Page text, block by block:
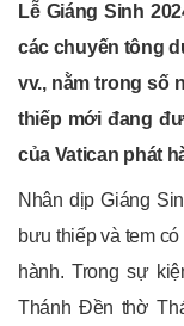
Lễ Giáng Sinh
các chuyến tông
vv., nằm trong số
thiếp mới đang
của Vatican phát
Nhân dịp Giáng
bưu thiếp và tem
hành. Trong sự
Thánh Đền thờ